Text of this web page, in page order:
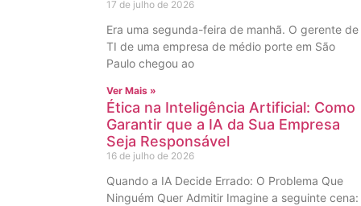
17 de julho de 2026
Era uma segunda-feira de manhã. O gerente de
TI de uma empresa de médio porte em São
Paulo chegou ao
Ver Mais »
Ética na Inteligência Artificial: Como
Garantir que a IA da Sua Empresa
Seja Responsável
16 de julho de 2026
Quando a IA Decide Errado: O Problema Que
Ninguém Quer Admitir Imagine a seguinte cena: